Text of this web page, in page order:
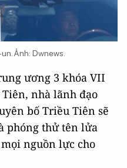
Ảnh: Dwnews.
ương 3 khóa VII
nhà lãnh đạo
bố Triều Tiên sẽ
phóng thử tên lửa
nguồn lực cho